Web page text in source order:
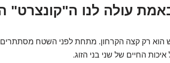
הוא רק קצה הקרחון. מתחת לפני השטח
החיים של שני בני הזוג.